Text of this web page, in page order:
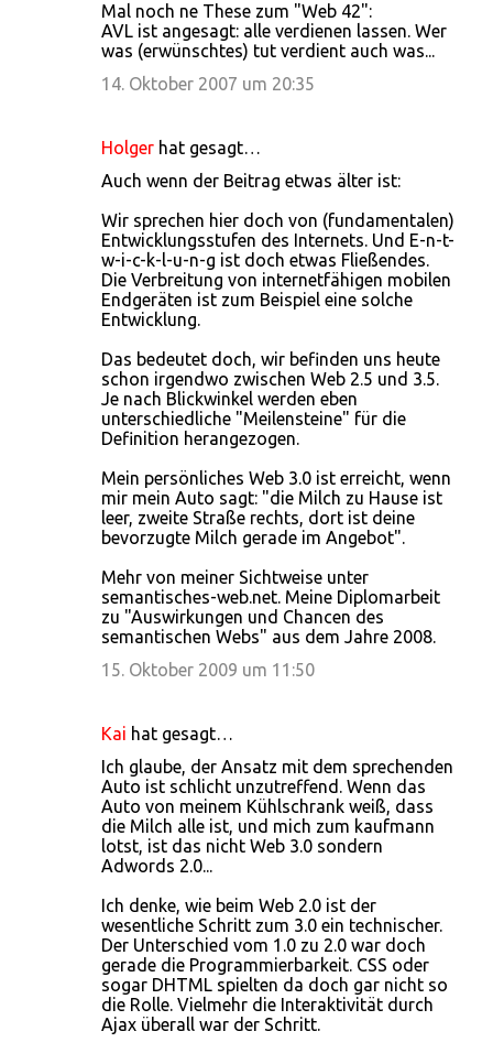
Mal noch ne These zum "Web 42":
AVL ist angesagt: alle verdienen lassen. Wer
was (erwünschtes) tut verdient auch was...
14. Oktober 2007 um 20:35
Holger hat gesagt…
Auch wenn der Beitrag etwas älter ist:
Wir sprechen hier doch von (fundamentalen)
Entwicklungsstufen des Internets. Und E-n-t-
w-i-c-k-l-u-n-g ist doch etwas Fließendes.
Die Verbreitung von internetfähigen mobilen
Endgeräten ist zum Beispiel eine solche
Entwicklung.
Das bedeutet doch, wir befinden uns heute
schon irgendwo zwischen Web 2.5 und 3.5.
Je nach Blickwinkel werden eben
unterschiedliche "Meilensteine" für die
Definition herangezogen.
Mein persönliches Web 3.0 ist erreicht, wenn
mir mein Auto sagt: "die Milch zu Hause ist
leer, zweite Straße rechts, dort ist deine
bevorzugte Milch gerade im Angebot".
Mehr von meiner Sichtweise unter
semantisches-web.net. Meine Diplomarbeit
zu "Auswirkungen und Chancen des
semantischen Webs" aus dem Jahre 2008.
15. Oktober 2009 um 11:50
Kai hat gesagt…
Ich glaube, der Ansatz mit dem sprechenden
Auto ist schlicht unzutreffend. Wenn das
Auto von meinem Kühlschrank weiß, dass
die Milch alle ist, und mich zum kaufmann
lotst, ist das nicht Web 3.0 sondern
Adwords 2.0...
Ich denke, wie beim Web 2.0 ist der
wesentliche Schritt zum 3.0 ein technischer.
Der Unterschied vom 1.0 zu 2.0 war doch
gerade die Programmierbarkeit. CSS oder
sogar DHTML spielten da doch gar nicht so
die Rolle. Vielmehr die Interaktivität durch
Ajax überall war der Schritt.